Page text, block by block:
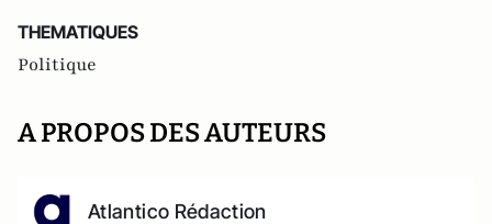
THEMATIQUES
Politique
A PROPOS DES AUTEURS
Atlantico Rédaction